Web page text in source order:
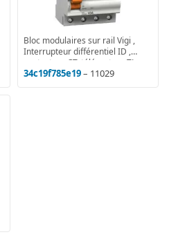
Bloc modulaires sur rail Vigi ,
Interrupteur différentiel ID ,
contacteur CT, télérupteur TL
34c19f785e19– 11029